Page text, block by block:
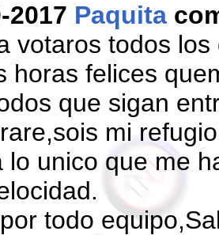
2017 Paquita
votaros todos
horas felices
que sigan
mi
lo unico que me
todo